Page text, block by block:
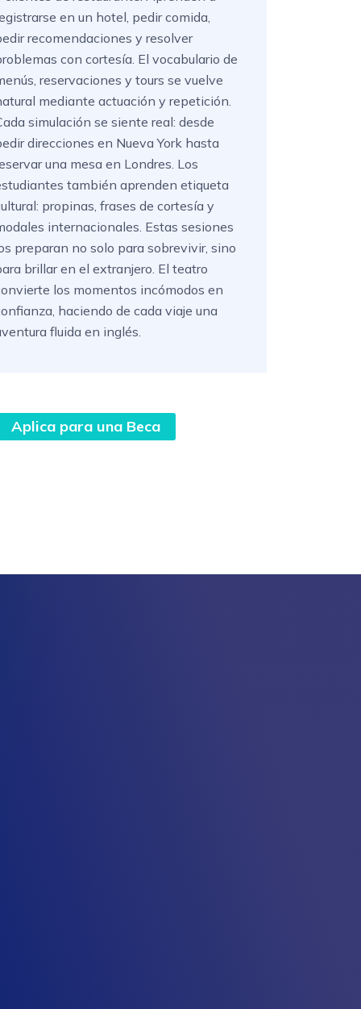
en un hotel, pedir comida,
recomendaciones y resolver
con cortesía. El vocabulario de
reservaciones y tours se vuelve
mediante actuación y repetición.
simulación se siente real: desde
direcciones en Nueva York hasta
una mesa en Londres. Los
también aprenden etiqueta
propinas, frases de cortesía y
internacionales. Estas sesiones
preparan no solo para sobrevivir, sino
brillar en el extranjero. El teatro
los momentos incómodos en
haciendo de cada viaje una
fluida en inglés.
Aplica para una Beca